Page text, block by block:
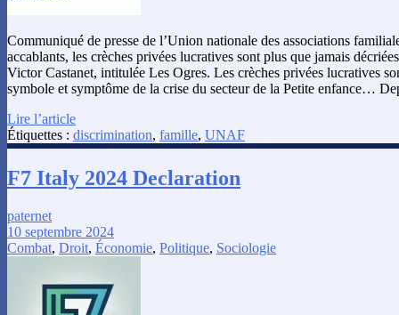
Communiqué de presse de l’Union nationale des associations
accablants, les crèches privées lucratives sont plus que jamais
Victor Castanet, intitulée Les Ogres. Les crèches privées lucratives
symbole et symptôme de la crise du secteur de la Petite enfance…
Lire l’article
Étiquettes : discrimination, famille, UNAF
F7 Italy 2024 Declaration
paternet
10 septembre 2024
Combat, Droit, Économie, Politique, Sociologie